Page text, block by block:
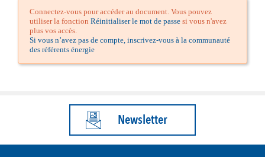
Connectez-vous pour accéder au document. Vous pouvez
utiliser la fonction Réinitialiser le mot de passesi vous n'avez
plus vos accès.
Si vous n’avez pas de compte, inscrivez-vous à la communauté
des référents énergie
Newsletter